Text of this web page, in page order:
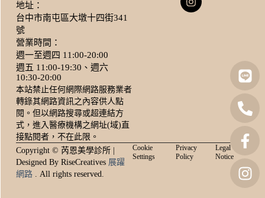
地址：
台中市南屯區大墩十四街341
號
營業時間：
週一至週四 11:00-20:00
週五 11:00-19:30、週六
10:30-20:00
本站禁止任何網際網路服務業者
轉錄其網路資訊之內容供人點
閱。但以網路搜尋或超連結方
式，進入醫療機構之網址(域)直
接點閱者，不在此限。
Copyright © 芮恩美學診所 |
Designed By RiseCreatives 展躍
網路 . All rights reserved.
Cookie
Settings
Privacy
Policy
Legal
Notice